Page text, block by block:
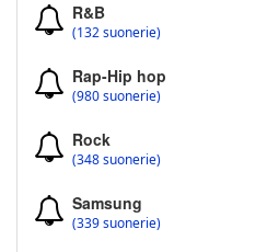
R&B
(132 suonerie)
Rap-Hip hop
(980 suonerie)
Rock
(348 suonerie)
Samsung
(339 suonerie)